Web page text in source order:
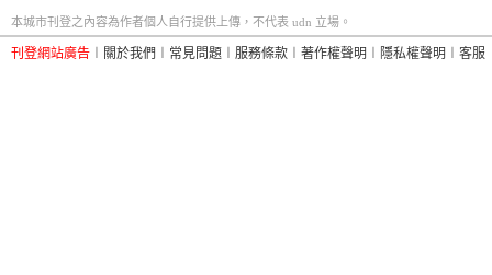
本城市刊登之內容為作者個人自行提供上傳，不代表 udn 立場。
刊登網站廣告 關於我們 常見問題 服務條款 著作權聲明 隱私權聲明 客服